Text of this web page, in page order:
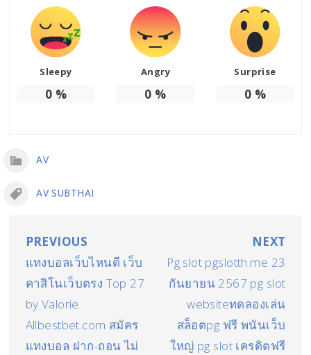
Sleepy
0 %
Angry
0 %
Surprise
0 %
AV
AV SUBTHAI
แนะแนว
เรื่อง
PREVIOUS
แทงบอลเว็บไหนดี เว็บ
คาสิโนเว็บตรง Top 27
by Valorie
Allbestbet.com สมัคร
แทงบอล ฝาก-ถอน ไม่
NEXT
Pg slot pgslotth.me 23
กันยายน 2567 pg slot
websiteทดลองเล่น
สล็อตpg ฟรี พนันเว็บ
ใหญ่ pg slot เครดิตฟรี